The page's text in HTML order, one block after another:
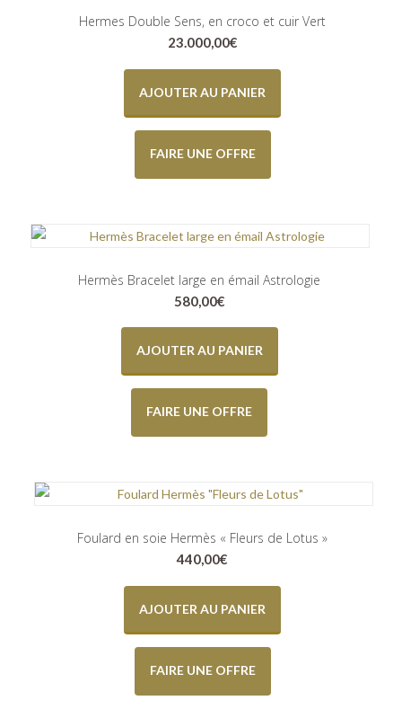
Hermes Double Sens, en croco et cuir Vert
23.000,00€
AJOUTER AU PANIER
FAIRE UNE OFFRE
Hermès Bracelet large en émail Astrologie
580,00€
AJOUTER AU PANIER
FAIRE UNE OFFRE
Foulard en soie Hermès « Fleurs de Lotus »
440,00€
AJOUTER AU PANIER
FAIRE UNE OFFRE